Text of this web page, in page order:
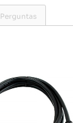
Perguntas